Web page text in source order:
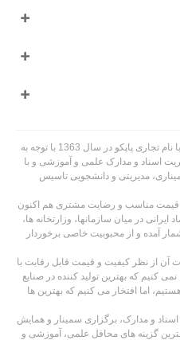
شرکت تولیدی و صنعتی پارسا پلاستیک با نام تجاری پاپکو در سال 1363 با توجه به
اسناد و مدارک علمی و آموزشی و با
مدیریتی و دانشجویی تاسیس
قیمت مناسب و رضایت مشتری هم اکنون
ایرانی در میان سازمانها، وزارتخانه ها،
آمده و از محبوبیت خاصی برخوردار
آن از نظر کیفیت و قیمت قابل رقابت با
کنیم که بهترین تولید کننده در صنایع
اما افتخار می کنیم که بهترین ها
و مدارک، برگزاری سمینار و همایش
گزینه های محافل علمی، آموزشی و